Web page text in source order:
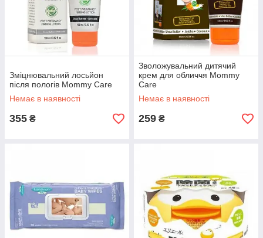
Зміцнювальний лосьйон
після пологів Mommy Care
Немає в наявності
355 ₴
Зволожувальний дитячий
крем для обличчя Mommy
Care
Немає в наявності
259 ₴